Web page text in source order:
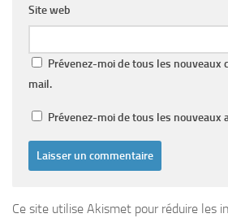
Site web
Prévenez-moi de tous les nouveaux
mail.
Prévenez-moi de tous les nouveaux
Ce site utilise Akismet pour réduire les